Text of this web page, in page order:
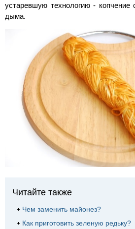
устаревшую технологию - копчение
дыма.
Читайте также
Чем заменить майонез?
Как приготовить зеленую редьку?